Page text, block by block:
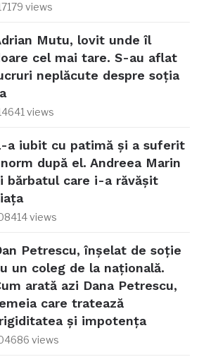
views
Mutu, lovit unde îl
cel mai tare. S-au aflat
neplăcute despre soția
views
a iubit cu patimă și a suferit
după el. Andreea Marin
bărbatul care i-a răvășit
views
Petrescu, înșelat de soție
un coleg de la națională.
arată azi Dana Petrescu,
care tratează
și impotența
views